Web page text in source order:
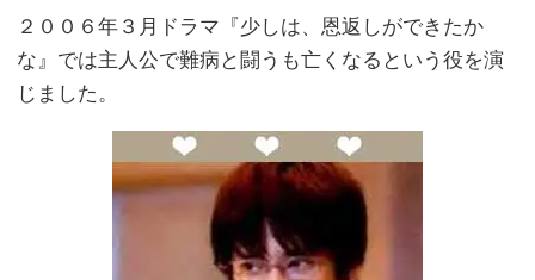
２００６年３月ドラマ『少しは、恩返しができたか
な』では主人公で難病と闘うも亡くなるという役を演
じました。